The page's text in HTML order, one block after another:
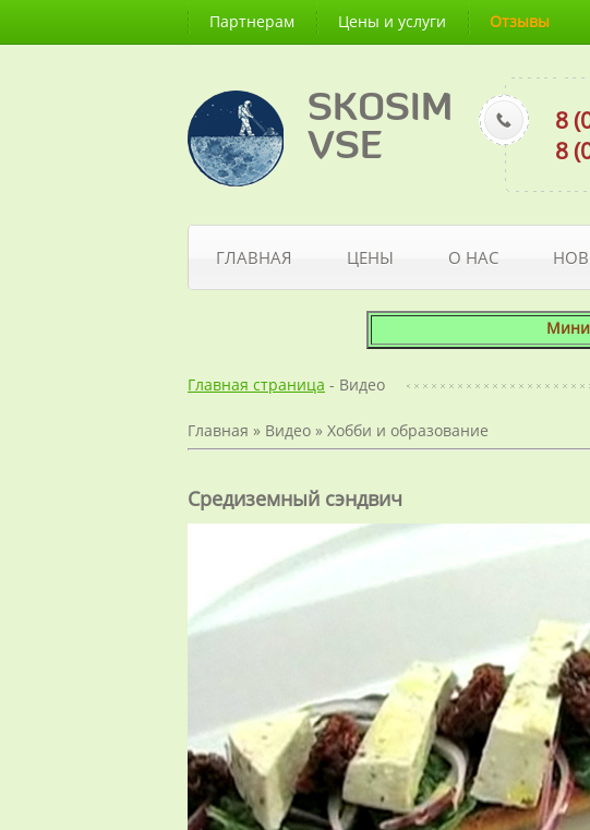
Партнерам Цены и услуги Отзывы
SKOSIM
VSE
8
8
ГЛАВНАЯ ЦЕНЫ О НАС
Главная страница - Видео
Главная » Видео » Хобби и образование
Средиземный сэндвич